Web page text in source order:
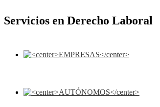
Servicios en Derecho Laboral